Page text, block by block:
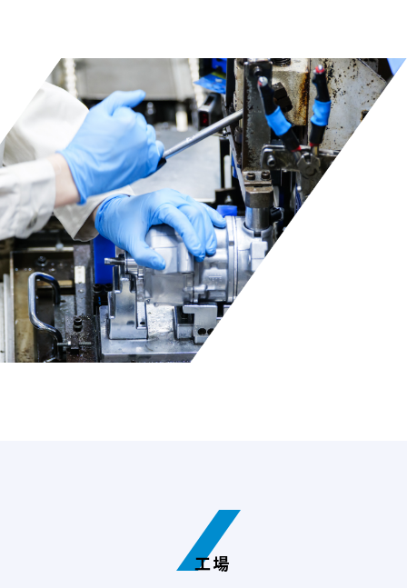
組立技術
高品質・低コストを実現する
オートメーション化への挑戦
高精度なオートメーション化技術で多品種
生産を実現。「生産ライン」も自社製品と
いう考えのもと、世界基準のコンプレッサ
を省スペース・高効率で生産しています。
工場